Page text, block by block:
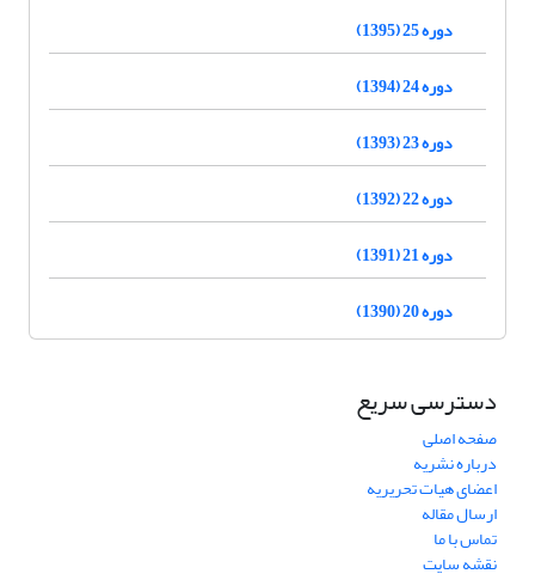
دوره 25 (1395)
دوره 24 (1394)
دوره 23 (1393)
دوره 22 (1392)
دوره 21 (1391)
دوره 20 (1390)
دسترسی سریع
صفحه اصلی
درباره نشریه
اعضای هیات تحریریه
ارسال مقاله
تماس با ما
نقشه سایت